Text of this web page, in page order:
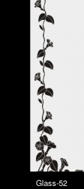
Glass-52